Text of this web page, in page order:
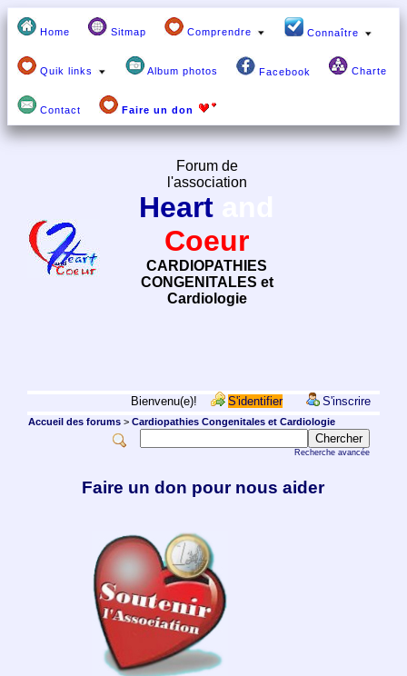
Home Sitmap Comprendre Connaître
Quik links Album photos Facebook Charte
Contact Faire un don
Forum de
l'association
Heart
Coeur
CARDIOPATHIES
CONGENITALES et
Cardiologie
Bienvenu(e)! S'identifier S'inscrire
Accueil des forums> Cardiopathies Congenitales et Cardiologie
Recherche avancée
Faire un don pour nous aider